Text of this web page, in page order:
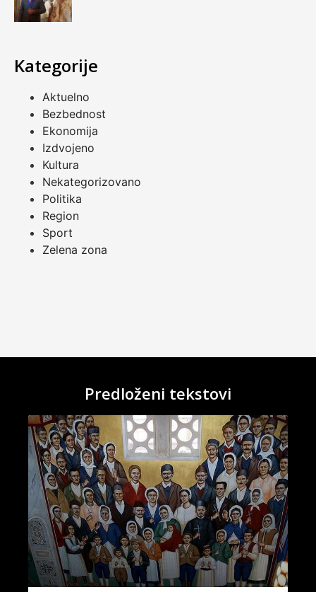
Kategorije
Aktuelno
Bezbednost
Ekonomija
Izdvojeno
Kultura
Nekategorizovano
Politika
Region
Sport
Zelena zona
Predloženi tekstovi